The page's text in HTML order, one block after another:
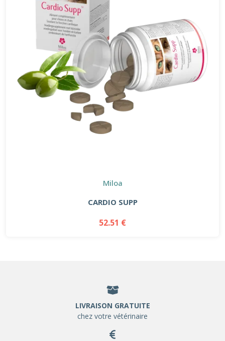
Miloa
CARDIO SUPP
52.51 €
LIVRAISON GRATUITE
chez votre vétérinaire